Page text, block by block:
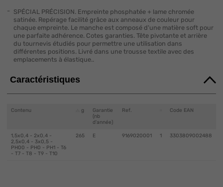
SPÉCIAL PRÉCISION. Empreinte phosphatée + lame chromée
satinée. Repérage facilité grâce aux anneaux de couleur pour
chaque empreinte. Le manche est composé d'une matière soft pour
une parfaite adhérence. Cotes garanties. Tête pivotante et arrière
du tournevis étudiés pour permettre une utilisation dans
différentes positions. Livré dans une trousse textile avec des
emplacements à élastique..
Caractéristiques
Contenu g
Garantie
(nb
d'année)
Ref. Code EAN
1,5x0,4 - 2x0,4 -
2,5x0,4 - 3x0,5 -
PH00 - PH0 - PH1 - T6
- T7 - T8 - T9 - T10
265 E 9169020001 1 3303809002488